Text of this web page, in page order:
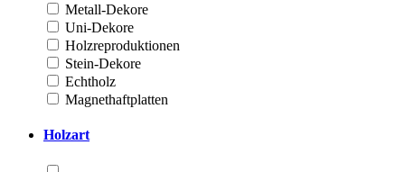
Metall-Dekore
Uni-Dekore
Holzreproduktionen
Stein-Dekore
Echtholz
Magnethaftplatten
Holzart